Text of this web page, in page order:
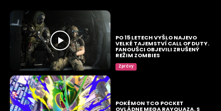
PO 15 LETECH VYŠLO NAJEVO
VELKÉ TAJEMSTVÍ CALL OF DUTY.
FANOUŠCI OBJEVILI ZRUŠENÝ
REŽIM ZOMBIES
Zprávy
POKÉMON TCG POCKET
OVLÁDNE MEGA RAYQUAZA. S